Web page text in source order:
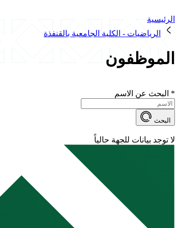
الرئيسية
الرياضيات - الكلية الجامعية بالقنفذة
الموظفون
* البحث عن الاسم
البحث
لا توجد بيانات للجهة حالياً